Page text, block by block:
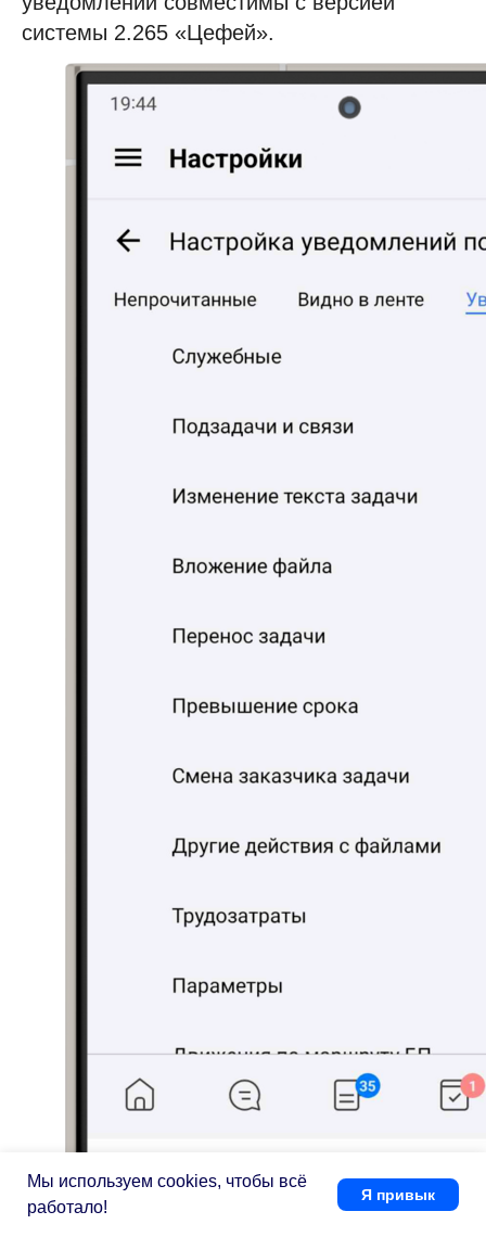
системы 2.265 «Цефей».
Наши клиенты
Работать в компании
Стоимость
Политика конфиденциальности
Новости и статьи
Информация на сайте 1forma.ru носит
характер и не является публичной
Мы используем cookies, чтобы всё
работало!
Я привык